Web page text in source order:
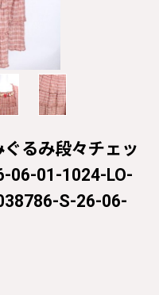
ぐるみ段々チェッ
06-01-1024-LO-
S-26-06-